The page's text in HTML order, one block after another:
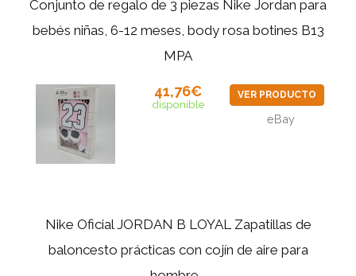
Conjunto de regalo de 3 piezas Nike Jordan para
bebés niñas, 6-12 meses, body rosa botines B13
MPA
41,76€
disponible
VER PRODUCTO
eBay
Nike Oficial JORDAN B LOYAL Zapatillas de
baloncesto prácticas con cojín de aire para